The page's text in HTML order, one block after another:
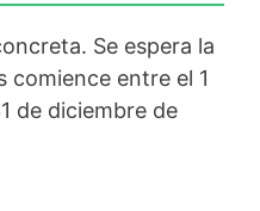
Se espera la
comience entre el 1
de diciembre de